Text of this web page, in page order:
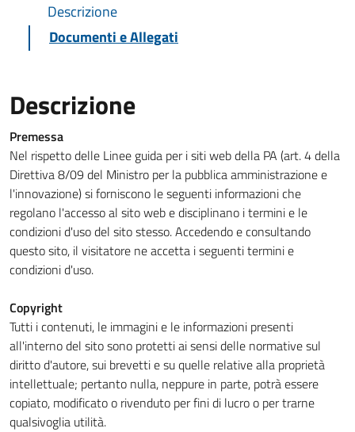
Descrizione
Documenti e Allegati
Descrizione
Premessa
Nel rispetto delle Linee guida per i siti web della PA (art. 4 della
Direttiva 8/09 del Ministro per la pubblica amministrazione e
l'innovazione) si forniscono le seguenti informazioni che
regolano l'accesso al sito web e disciplinano i termini e le
condizioni d'uso del sito stesso. Accedendo e consultando
questo sito, il visitatore ne accetta i seguenti termini e
condizioni d'uso.
Copyright
Tutti i contenuti, le immagini e le informazioni presenti
all'interno del sito sono protetti ai sensi delle normative sul
diritto d'autore, sui brevetti e su quelle relative alla proprietà
intellettuale; pertanto nulla, neppure in parte, potrà essere
copiato, modificato o rivenduto per fini di lucro o per trarne
qualsivoglia utilità.